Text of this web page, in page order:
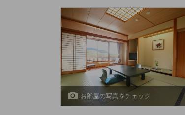
お部屋の写真をチェック